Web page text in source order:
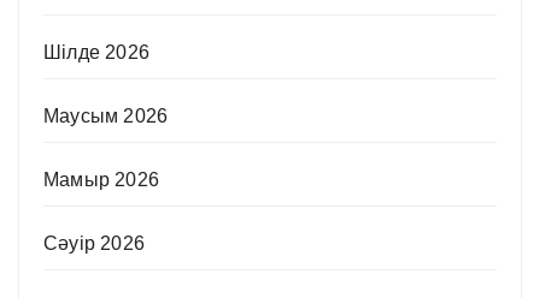
Шілде 2026
Маусым 2026
Мамыр 2026
Сәуір 2026